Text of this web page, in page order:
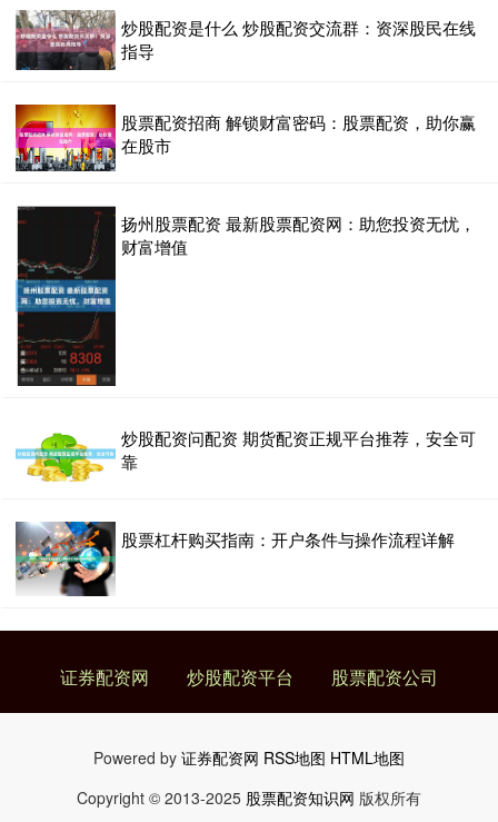
炒股配资是什么 炒股配资交流群：资深股民在线
指导
股票配资招商 解锁财富密码：股票配资，助你赢
在股市
扬州股票配资 最新股票配资网：助您投资无忧，
财富增值
炒股配资问配资 期货配资正规平台推荐，安全可
靠
股票杠杆购买指南：开户条件与操作流程详解
证券配资网 炒股配资平台 股票配资公司
Powered by 证券配资网 RSS地图 HTML地图
Copyright © 2013-2025 股票配资知识网 版权所有